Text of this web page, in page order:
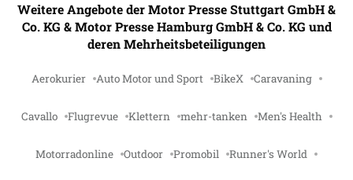
Weitere Angebote der Motor Presse Stuttgart GmbH &
Co. KG & Motor Presse Hamburg GmbH & Co. KG und
deren Mehrheitsbeteiligungen
Aerokurier Auto Motor und Sport BikeX Caravaning
Cavallo Flugrevue Klettern mehr-tanken Men's Health
Motorradonline Outdoor Promobil Runner's World